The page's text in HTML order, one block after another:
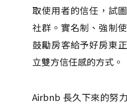
取使用者的信任，試
社群。實名制、強制
鼓勵房客給予好房東
立雙方信任感的方式。
Airbnb 長久下來的努